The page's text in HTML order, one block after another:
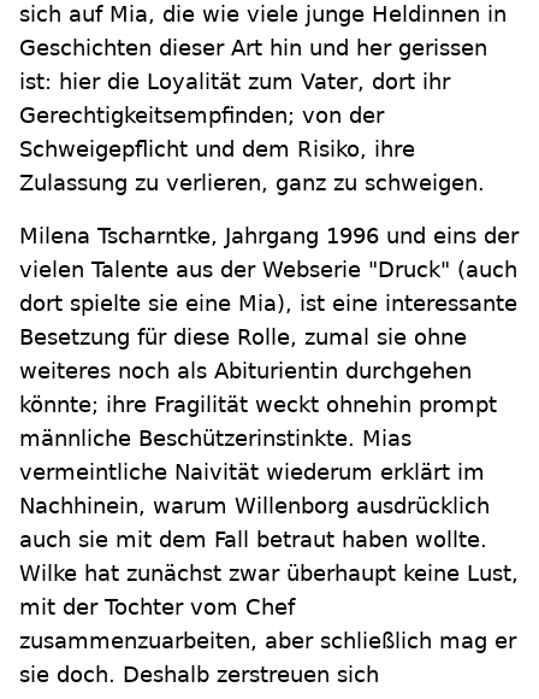
sich auf Mia, die wie viele junge Heldinnen in
Geschichten dieser Art hin und her gerissen
ist: hier die Loyalität zum Vater, dort ihr
Gerechtigkeitsempfinden; von der
Schweigepflicht und dem Risiko, ihre
Zulassung zu verlieren, ganz zu schweigen.
Milena Tscharntke, Jahrgang 1996 und eins der
vielen Talente aus der Webserie "Druck" (auch
dort spielte sie eine Mia), ist eine interessante
Besetzung für diese Rolle, zumal sie ohne
weiteres noch als Abiturientin durchgehen
könnte; ihre Fragilität weckt ohnehin prompt
männliche Beschützerinstinkte. Mias
vermeintliche Naivität wiederum erklärt im
Nachhinein, warum Willenborg ausdrücklich
auch sie mit dem Fall betraut haben wollte.
Wilke hat zunächst zwar überhaupt keine Lust,
mit der Tochter vom Chef
zusammenzuarbeiten, aber schließlich mag er
sie doch. Deshalb zerstreuen sich